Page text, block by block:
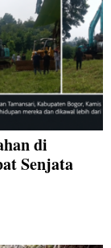
di
Senjata